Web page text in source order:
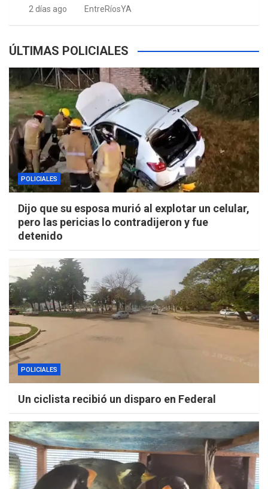
2 días ago EntreRíosYA
ÚLTIMAS POLICIALES
POLICIALES
Dijo que su esposa murió al explotar un celular,
pero las pericias lo contradijeron y fue
detenido
POLICIALES
Un ciclista recibió un disparo en Federal